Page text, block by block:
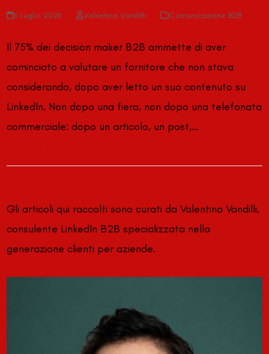
6 Luglio 2026 Valentina Vandilli Comunicazione B2B
Il 75% dei decision maker B2B ammette di aver
cominciato a valutare un fornitore che non stava
considerando, dopo aver letto un suo contenuto su
LinkedIn. Non dopo una fiera, non dopo una telefonata
commerciale: dopo un articolo, un post,…
Gli articoli qui raccolti sono curati da Valentina Vandilli,
consulente LinkedIn B2B specializzata nella
generazione clienti per aziende.